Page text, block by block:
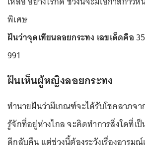
พิเศษ
ฝันว่าจุดเทียนลอยกระทง เลขเด็ดคือ
991
ฝันเห็นผู้หญิงลอยกระทง
ทำนายฝันว่ามีเกณฑ์จะได้รับโชคลาภจ
รู้จักที่อยู่ห่างไกล จะคิดทำการสิ่งใดที่เ
ดีกลับคืน แต่ช่วงนี้ต้องระวังเรื่องอารม